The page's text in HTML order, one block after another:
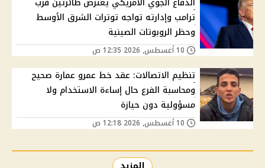
ترامب وإدارته تواجه توترات الشرق الأوسط
وحظر الروبوتات الصينية
تنظيم الاتصالات: عقد خط عمرو عمارة صحيح
ومحاسبة الفرع حال إساءة الاستخدام ولا
مسؤولية دون حيازة